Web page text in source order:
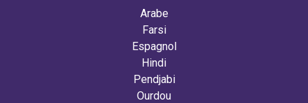
Arabe
Farsi
Espagnol
Hindi
Pendjabi
Ourdou